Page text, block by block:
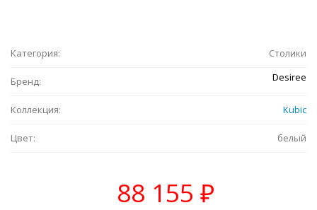
Категория: Столики
Бренд: Desiree
Коллекция: Kubic
Цвет: белый
88 155 ₽